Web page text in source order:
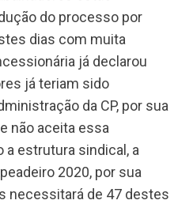
do processo por
dias com muita
já declarou
já teriam sido
da CP, por sua
não aceita essa
estrutura sindical, a
2020, por sua
necessitará de 47 destes